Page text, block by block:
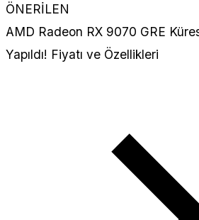
ÖNERİLEN
AMD Radeon RX 9070 GRE
Yapıldı! Fiyatı ve Özellikleri